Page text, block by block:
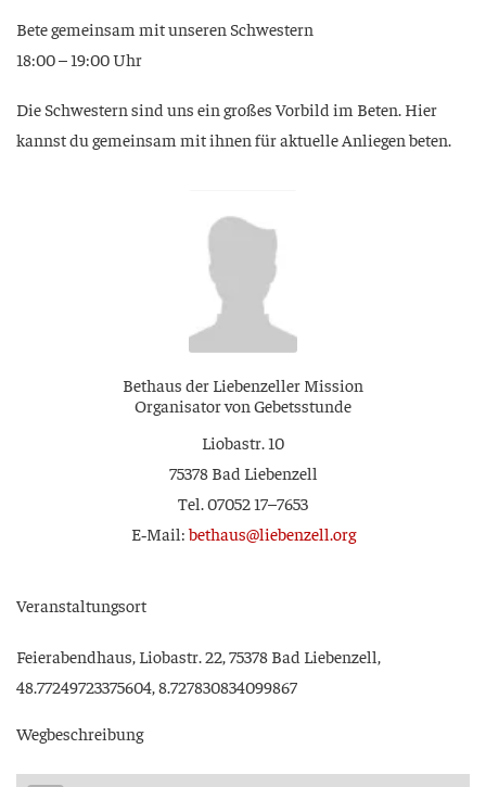
Bete gemein­sam mit unse­ren Schwestern
18:00 – 19:00 Uhr
Die Schwes­tern sind uns ein gro­ßes Vor­bild im Beten. Hier
kannst du gemein­sam mit ihnen für aktu­el­le Anlie­gen beten.
Bet­haus der Lie­ben­zel­ler Mission
Orga­ni­sa­tor von Gebetsstunde
Lio­bastr. 10
75378 Bad Liebenzell
Tel. 07052 17–7653
E‑Mail:bethaus@liebenzell.org
Ver­an­stal­tungs­ort
Fei­er­abend­haus, Lio­bastr. 22, 75378 Bad Lie­ben­zell,
48.77249723375604, 8.727830834099867
Weg­be­schrei­bung